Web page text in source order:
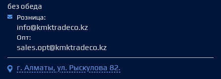
без обеда
Розница:
info@kmktradeco.kz
Опт:
sales.opt@kmktradeco.kz
г. Алматы, ул. Рыскулова 82.